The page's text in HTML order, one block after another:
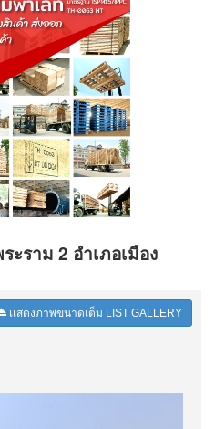
ราม 2 อำเภอเมือง
เเสดงภาพขนาดเต็ม LIST GALLERY